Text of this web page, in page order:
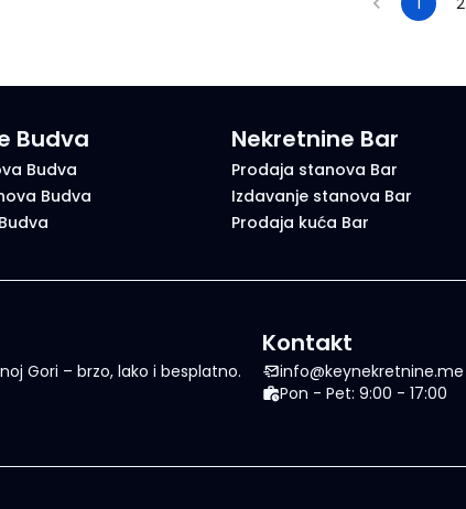
Budva
Budva
Budva
Nekretnine Bar
Prodaja stanova Bar
Izdavanje stanova Bar
Prodaja kuća Bar
Gori – brzo, lako i besplatno.
Kontakt
info@keynekretnine.me
Pon - Pet: 9:00 - 17:00